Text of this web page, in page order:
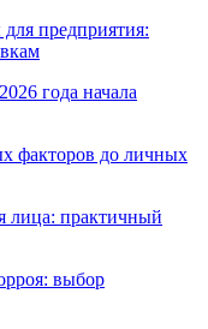
предприятия:
года начала
факторов до личных
лица: практичный
выбор